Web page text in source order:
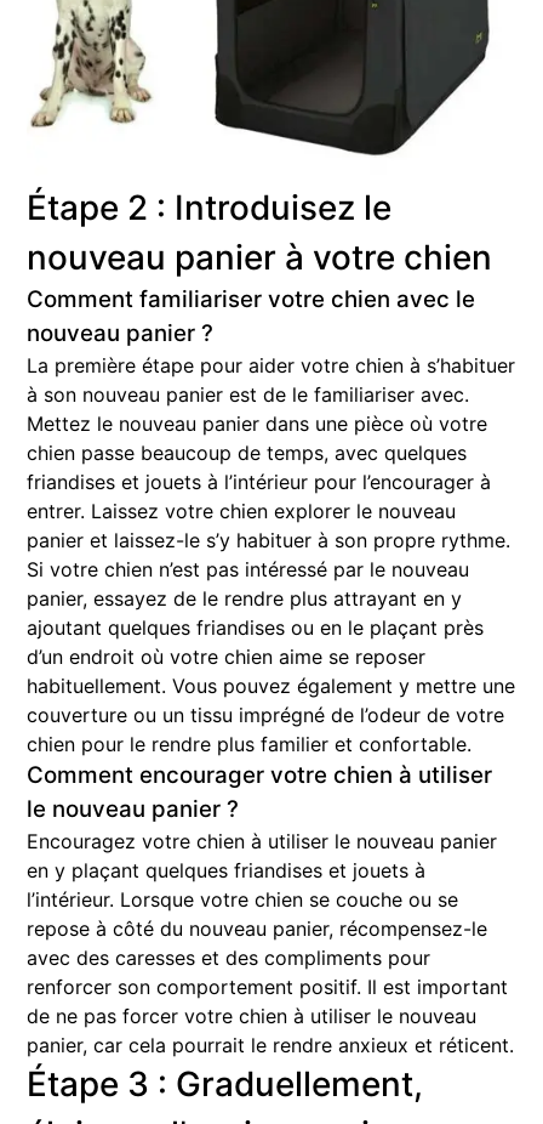
Étape 2 : Introduisez le
nouveau panier à votre chien
Comment familiariser votre chien avec le
nouveau panier ?
La première étape pour aider votre chien à s’habituer
à son nouveau panier est de le familiariser avec.
Mettez le nouveau panier dans une pièce où votre
chien passe beaucoup de temps, avec quelques
friandises et jouets à l’intérieur pour l’encourager à
entrer. Laissez votre chien explorer le nouveau
panier et laissez-le s’y habituer à son propre rythme.
Si votre chien n’est pas intéressé par le nouveau
panier, essayez de le rendre plus attrayant en y
ajoutant quelques friandises ou en le plaçant près
d’un endroit où votre chien aime se reposer
habituellement. Vous pouvez également y mettre une
couverture ou un tissu imprégné de l’odeur de votre
chien pour le rendre plus familier et confortable.
Comment encourager votre chien à utiliser
le nouveau panier ?
Encouragez votre chien à utiliser le nouveau panier
en y plaçant quelques friandises et jouets à
l’intérieur. Lorsque votre chien se couche ou se
repose à côté du nouveau panier, récompensez-le
avec des caresses et des compliments pour
renforcer son comportement positif. Il est important
de ne pas forcer votre chien à utiliser le nouveau
panier, car cela pourrait le rendre anxieux et réticent.
Étape 3 : Graduellement,